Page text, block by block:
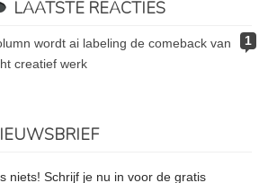
LAATSTE REACTIES
1
creatief werk
niets! Schrijf je nu in voor de gratis